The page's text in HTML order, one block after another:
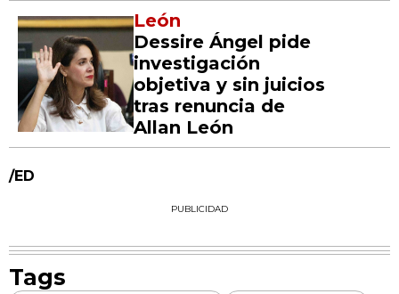
León
Dessire Ángel pide
investigación
objetiva y sin juicios
tras renuncia de
Allan León
/ED
PUBLICIDAD
Tags